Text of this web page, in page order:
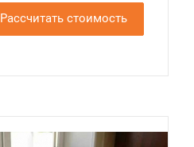
Рассчитать стоимость